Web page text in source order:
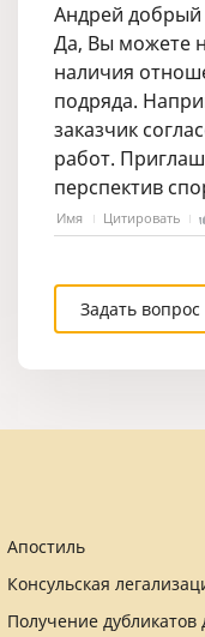
Андрей
Да, Вы можете
наличия
подряда.
заказчик
работ.
перспектив
Имя Цитировать
Задать вопрос
Апостиль
Консульская
Получение дубликатов